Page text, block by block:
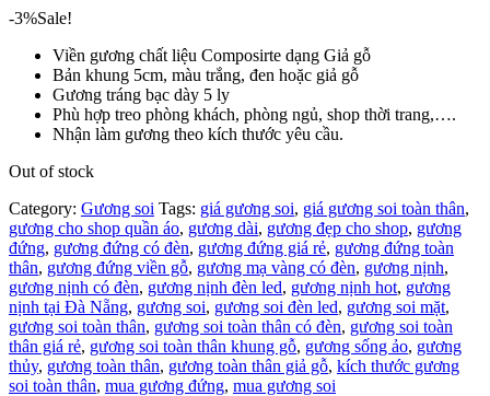
-3%Sale!
Viền gương chất liệu Composirte dạng Giả gỗ
Bản khung 5cm, màu trắng, đen hoặc giả gỗ
Gương tráng bạc dày 5 ly
Phù hợp treo phòng khách, phòng ngủ, shop thời trang,….
Nhận làm gương theo kích thước yêu cầu.
Out of stock
Category: Gương soi Tags: giá gương soi, giá gương soi toàn thân,
gương cho shop quần áo, gương dài, gương đẹp cho shop, gương
đứng, gương đứng có đèn, gương đứng giá rẻ, gương đứng toàn
thân, gương đứng viền gỗ, gương mạ vàng có đèn, gương nịnh,
gương nịnh có đèn, gương nịnh đèn led, gương nịnh hot, gương
nịnh tại Đà Nẵng, gương soi, gương soi đèn led, gương soi mặt,
gương soi toàn thân, gương soi toàn thân có đèn, gương soi toàn
thân giá rẻ, gương soi toàn thân khung gỗ, gương sống ảo, gương
thủy, gương toàn thân, gương toàn thân giả gỗ, kích thước gương
soi toàn thân, mua gương đứng, mua gương soi